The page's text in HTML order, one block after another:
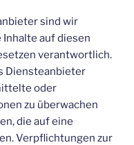
sind wir
Inhalte auf diesen
verantwortlich.
Diensteanbieter
oder
zu überwachen
die auf eine
Verpflichtungen zur